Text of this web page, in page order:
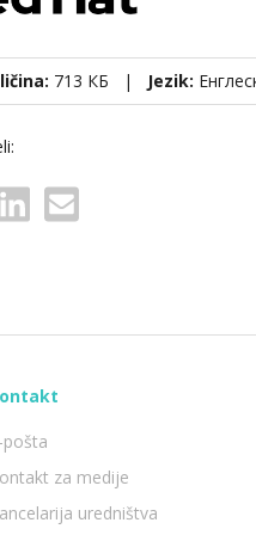
713 КБ | Jezik:
pošta
za medije
uredništva